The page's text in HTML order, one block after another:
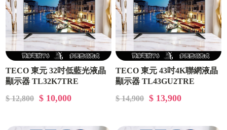
TECO 東元 32吋低藍光液晶
顯示器 TL32K7TRE
$ 12,800
$ 10,000
TECO 東元 43吋4K聯網液晶
顯示器 TL43GU2TRE
$ 14,900
$ 13,900